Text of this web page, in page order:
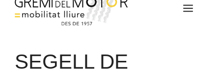
contingut
SEGELL DE